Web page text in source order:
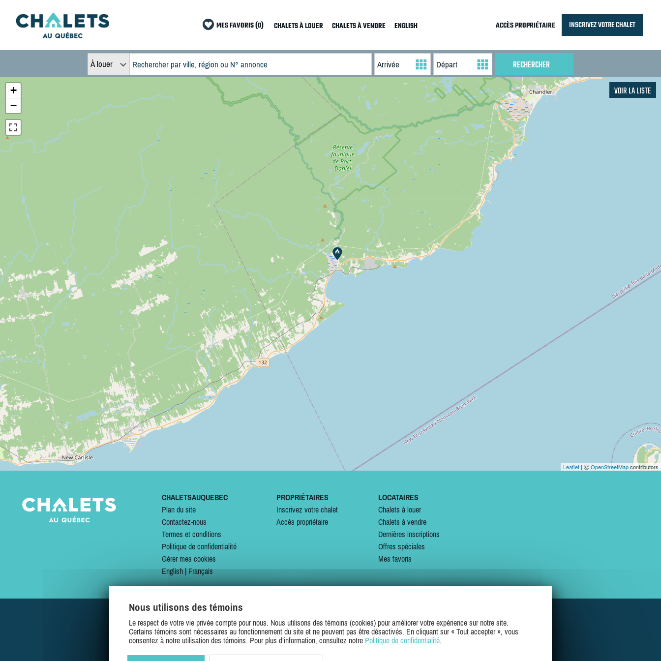
MES FAVORIS (0) CHALETS À LOUER CHALETS À VENDRE ENGLISH ACCÈS PROPRIÉTAIRE INSCRIVEZ VOTRE CHALET
À louer
+
−
Leaflet | ⒸOpenStreetMapcontributors
VOIR LA LISTE
CHALETSAUQUEBEC
Plan du site
Contactez-nous
Termes et conditions
Politique de confidentialité
Gérer mes cookies
English|Français
PROPRIÉTAIRES
Inscrivez votre chalet
Accès propriétaire
LOCATAIRES
Chalets à louer
Chalets à vendre
Dernières inscriptions
Offres spéciales
Mes favoris
SUIVEZ-NOUS SUR
Nous utilisons des témoins
Le respect de votre vie privée compte pour nous. Nous utilisons des témoins (cookies) pour améliorer votre expérience sur notre site.
Certains témoins sont nécessaires au fonctionnement du site et ne peuvent pas être désactivés. En cliquant sur « Tout accepter », vous
consentez à notre utilisation des témoins. Pour plus d’information, consultez notre Politique de confidentialité.